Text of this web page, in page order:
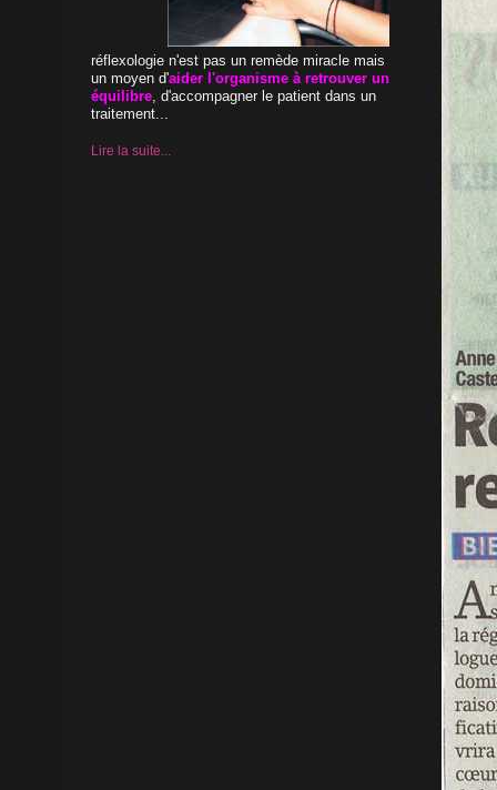
réflexologie n'est pas un remède miracle mais
un moyen d'aider l'organisme à retrouver un
équilibre, d'accompagner le patient dans un
traitement...
Lire la suite...